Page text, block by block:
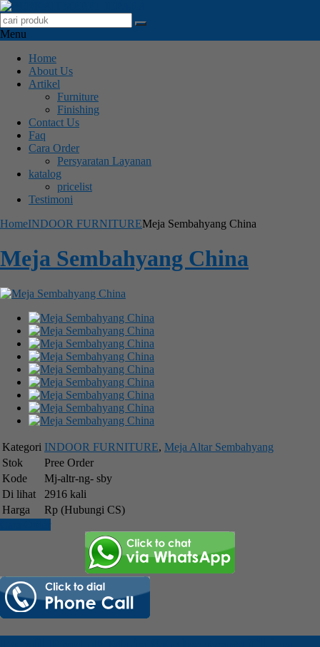
Menu
Home
About Us
Artikel
Furniture
Finishing
Contact Us
Faq
Cara Order
Persyaratan Layanan
katalog
pricelist
Testimoni
HomeINDOOR FURNITUREMeja Sembahyang China
Meja Sembahyang China
Kategori INDOOR FURNITURE, Meja Altar Sembahyang
Stok
Pree Order
Kode
Mj-altr-ng- sby
Di lihat
2916 kali
Harga
Rp (Hubungi CS)